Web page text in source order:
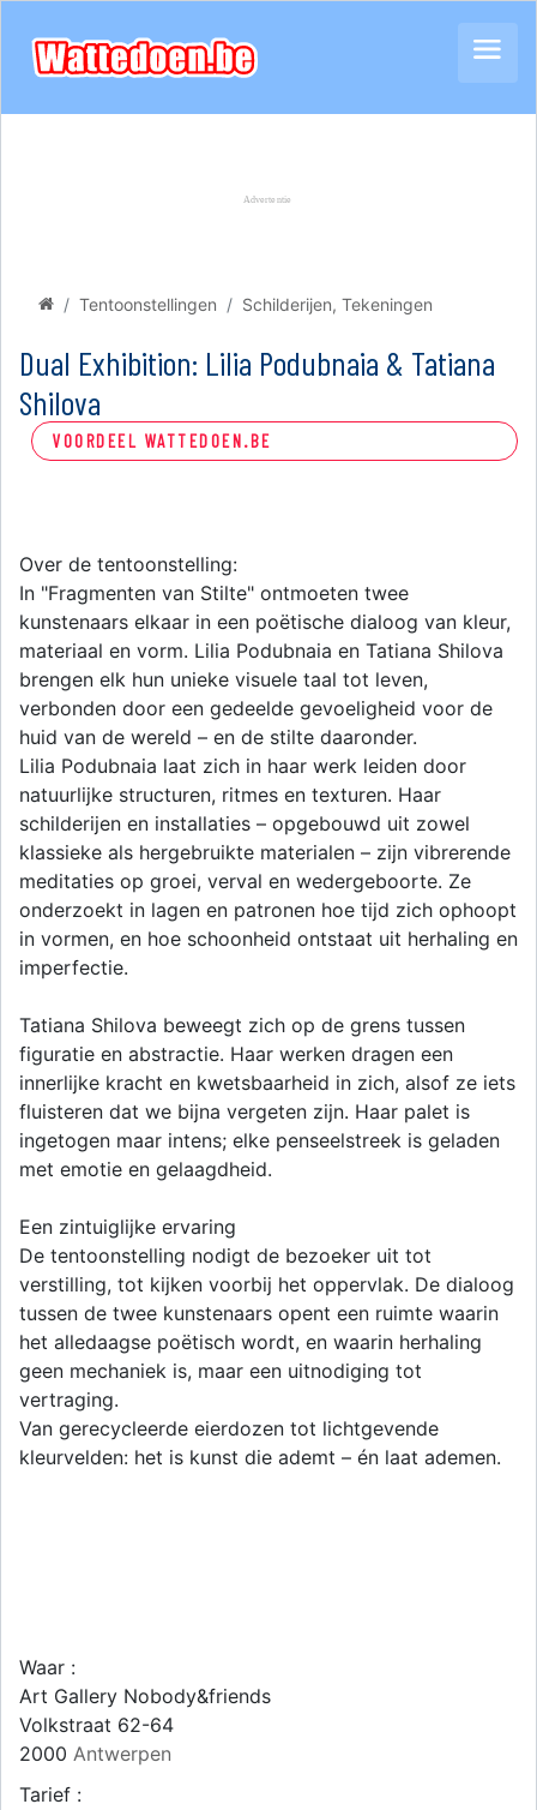
Tentoonstellingen Schilderijen, Tekeningen
Dual Exhibition: Lilia Podubnaia & Tatiana
Shilova
VOORDEEL WATTEDOEN.BE
Over de tentoonstelling:
In "Fragmenten van Stilte" ontmoeten twee
kunstenaars elkaar in een poëtische dialoog van kleur,
materiaal en vorm. Lilia Podubnaia en Tatiana Shilova
brengen elk hun unieke visuele taal tot leven,
verbonden door een gedeelde gevoeligheid voor de
huid van de wereld – en de stilte daaronder.
Lilia Podubnaia laat zich in haar werk leiden door
natuurlijke structuren, ritmes en texturen. Haar
schilderijen en installaties – opgebouwd uit zowel
klassieke als hergebruikte materialen – zijn vibrerende
meditaties op groei, verval en wedergeboorte. Ze
onderzoekt in lagen en patronen hoe tijd zich ophoopt
in vormen, en hoe schoonheid ontstaat uit herhaling en
imperfectie.
Tatiana Shilova beweegt zich op de grens tussen
figuratie en abstractie. Haar werken dragen een
innerlijke kracht en kwetsbaarheid in zich, alsof ze iets
fluisteren dat we bijna vergeten zijn. Haar palet is
ingetogen maar intens; elke penseelstreek is geladen
met emotie en gelaagdheid.
Een zintuiglijke ervaring
De tentoonstelling nodigt de bezoeker uit tot
verstilling, tot kijken voorbij het oppervlak. De dialoog
tussen de twee kunstenaars opent een ruimte waarin
het alledaagse poëtisch wordt, en waarin herhaling
geen mechaniek is, maar een uitnodiging tot
vertraging.
Van gerecycleerde eierdozen tot lichtgevende
kleurvelden: het is kunst die ademt – én laat ademen.
Waar :
Art Gallery Nobody&friends
Volkstraat 62-64
2000 Antwerpen
Tarief :